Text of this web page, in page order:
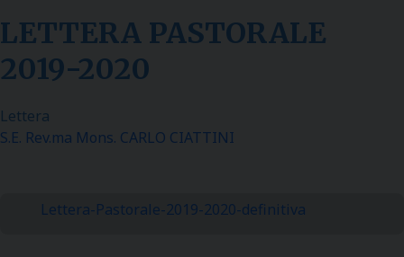
LETTERA PASTORALE
2019-2020
Lettera
S.E. Rev.ma Mons. CARLO CIATTINI
Lettera-Pastorale-2019-2020-definitiva